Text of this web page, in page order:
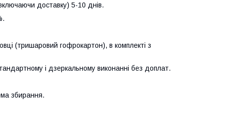
доставку) 5-10 днів.
(тришаровий гофрокартон), в комплекті з
і дзеркальному виконанні без доплат.
збирання.